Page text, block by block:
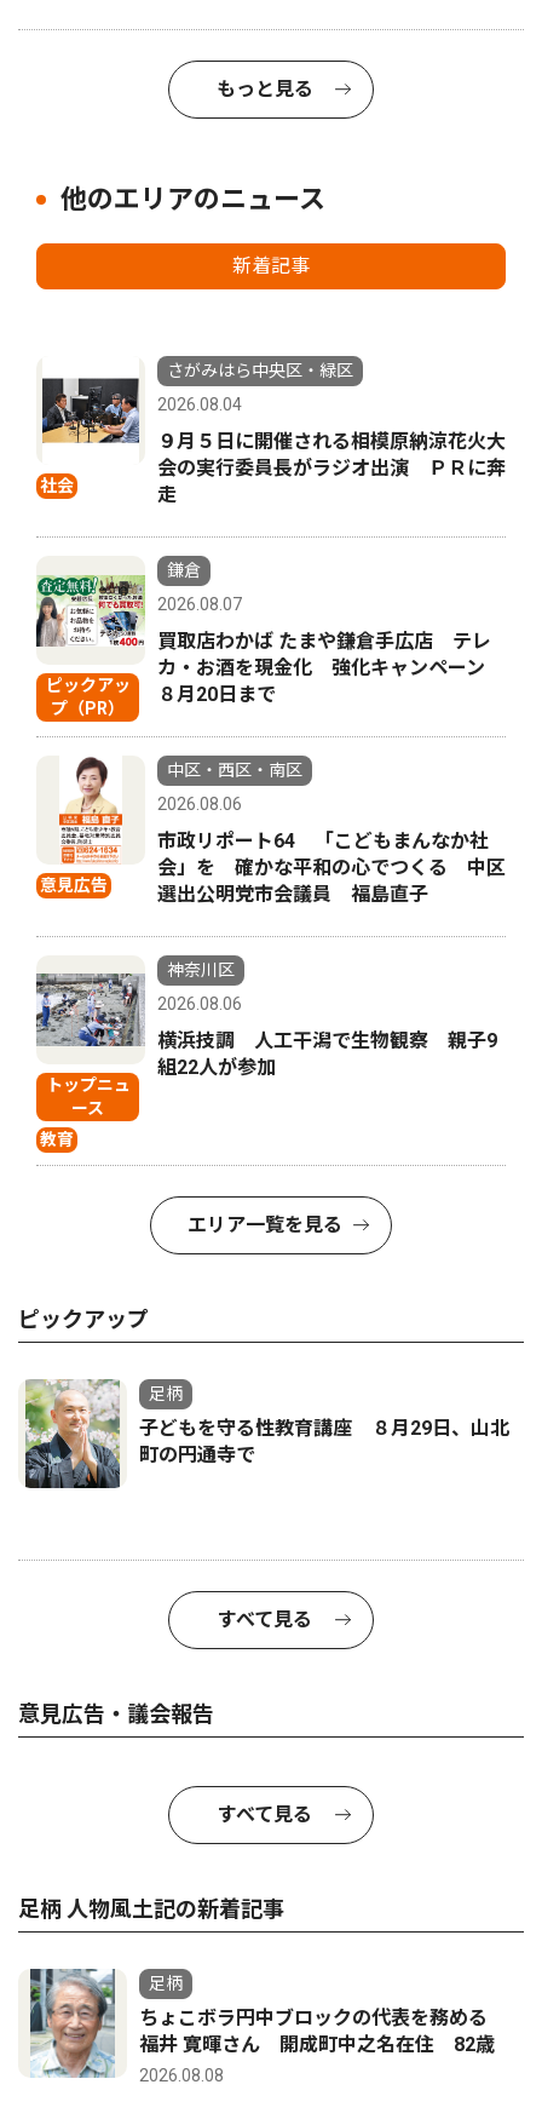
もっと見る
他のエリアのニュース
新着記事
社会
さがみはら中央区・緑区
2026.08.04
９月５日に開催される相模原納涼花火大
会の実行委員長がラジオ出演 ＰＲに奔
走
ピックアッ
プ（PR）
鎌倉
2026.08.07
買取店わかば たまや鎌倉手広店 テレ
カ・お酒を現金化 強化キャンペーン
８月20日まで
意見広告
中区・西区・南区
2026.08.06
市政リポート64 「こどもまんなか社
会」を 確かな平和の心でつくる 中区
選出公明党市会議員 福島直子
トップニュ
ース
教育
神奈川区
2026.08.06
横浜技調 人工干潟で生物観察 親子9
組22人が参加
エリア一覧を見る
ピックアップ
足柄
子どもを守る性教育講座 ８月29日、山北
町の円通寺で
すべて見る
意見広告・議会報告
すべて見る
足柄 人物風土記の新着記事
足柄
ちょこボラ円中ブロックの代表を務める
福井 寛暉さん 開成町中之名在住 82歳
2026.08.08